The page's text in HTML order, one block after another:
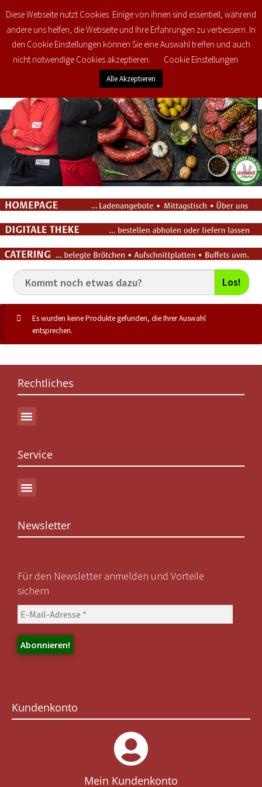
€0,00 0
Los!
Es wurden keine Produkte gefunden, die Ihrer Auswahl
entsprechen.
Rechtliches
Service
Newsletter
Für den Newsletter anmelden und Vorteile
sichern
Kundenkonto
Mein Kundenkonto
Diese Webseite nutzt Cookies. Einige von ihnen sind essentiell, während
andere uns helfen, die Webseite und Ihre Erfahrungen zu verbessern. In
den Cookie Einstellungen können Sie eine Auswahl treffen und auch
nicht notwendige Cookies akzeptieren.
Cookie Einstellungen
Alle Akzeptieren